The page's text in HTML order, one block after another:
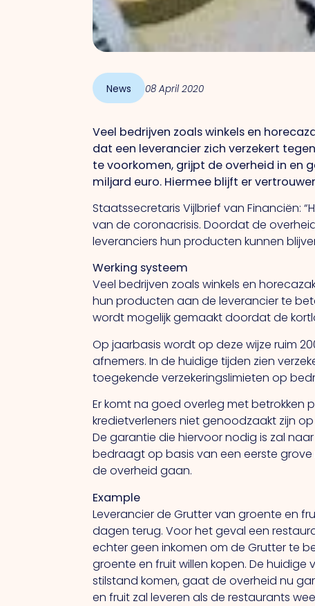
News 08 April 2020
Veel bedrijven zoals winkels en
dat een leverancier zich verzekert
te voorkomen, grijpt de overheid in en
miljard euro. Hiermee blijft er
Staatssecretaris Vijlbrief van Financiën:
van de coronacrisis. Doordat de
leveranciers hun producten kunnen
Werking systeem
Veel bedrijven zoals winkels en
hun producten aan de leverancier te
wordt mogelijk gemaakt doordat de
Op jaarbasis wordt op deze wijze ruim
afnemers. In de huidige tijden zien
toegekende verzekeringslimieten op
Er komt na goed overleg met betrokken
kredietverleners niet genoodzaakt zijn
De garantie die hiervoor nodig is zal
bedraagt op basis van een eerste grove
de overheid gaan.
Example
Leverancier de Grutter van groente en
dagen terug. Voor het geval een
echter geen inkomen om de Grutter te
groente en fruit willen kopen. De
stilstand komen, gaat de overheid nu
en fruit zal leveren als de restaurants